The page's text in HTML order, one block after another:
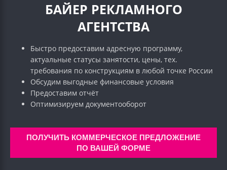
БАЙЕР РЕКЛАМНОГО
АГЕНТСТВА
Быстро предоставим адресную программу,
актуальные статусы занятости, цены, тех.
требования по конструкциям в любой точке России
Обсудим выгодные финансовые условия
Предоставим отчёт
Оптимизируем документооборот
ПОЛУЧИТЬ КОММЕРЧЕСКОЕ ПРЕДЛОЖЕНИЕ
ПО ВАШЕЙ ФОРМЕ